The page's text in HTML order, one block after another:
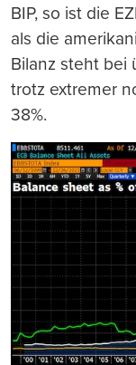
BIP, so ist die
als die
Bilanz steht bei
trotz extremer
38%.